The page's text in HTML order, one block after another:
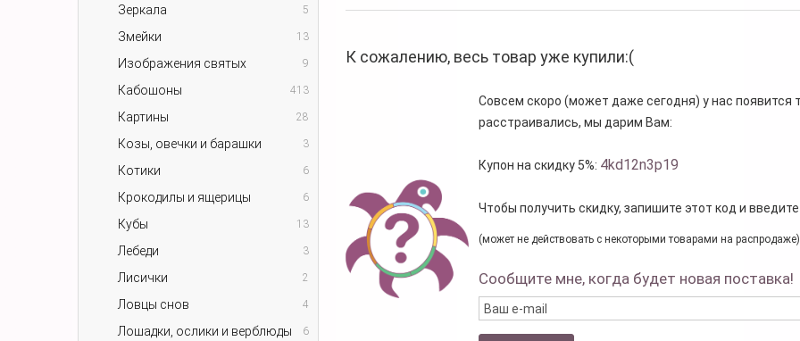
Зеркала 5
Змейки 13
Изображения святых 9
Кабошоны 413
Картины 28
Козы, овечки и барашки 3
Котики 6
Крокодилы и ящерицы 6
Кубы 13
Лебеди 3
Лисички 2
Ловцы снов 4
Лошадки, ослики и верблюды 6
К сожалению, весь товар уже купили:(
Совсем скоро (может даже сегодня) у нас появится
расстраивались, мы дарим Вам:
Купон на скидку 5%: 4kd12n3p19
Чтобы получить скидку, запишите этот код и
(может не действовать с некоторыми товарами на
Сообщите мне, когда будет новая поставка!